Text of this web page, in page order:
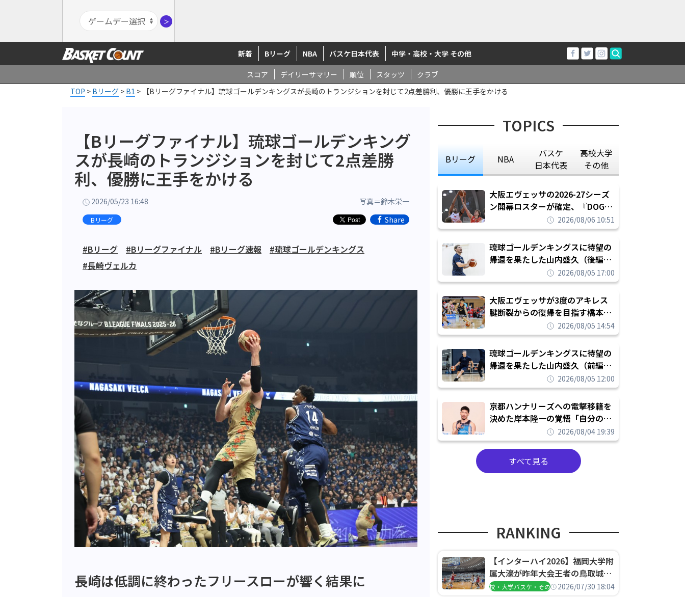
＞
新着 Bリーグ NBA バスケ日本代表 中学・高校・大学 その他
スコア デイリーサマリー 順位 スタッツ
クラブ
TOP > Bリーグ > B1 > 【Bリーグファイナル】琉球ゴールデンキングスが長崎のトランジションを封じて2点差勝利、優勝に王手をかける
【Bリーグファイナル】琉球ゴールデンキング
スが長崎のトランジションを封じて2点差勝
利、優勝に王手をかける
2026/05/23 16:48 写真＝鈴木栄一
Bリーグ Share
#Bリーグ #Bリーグファイナル #Bリーグ速報
#琉球ゴールデンキングス
#長崎ヴェルカ
長崎は低調に終わったフリースローが響く結果に
TOPICS
Bリーグ NBA
バスケ
日本代表
高校大学
その他
大阪エヴェッサの2026-27シーズ
ン開幕ロスターが確定、『DOG
FIGHT』のチームカルチャーを推
し進めて結果を求めるシーズンへ
2026/08/06 10:51
琉球ゴールデンキングスに待望の
帰還を果たした山内盛久（後編）
「1人のウチナーンチュとしてみ
んなが誇りに思えるチームにして
いく」
2026/08/05 17:00
大阪エヴェッサが3度のアキレス
腱断裂からの復帰を目指す橋本拓
哉と契約を締結「もう一度コート
に立ちたい」
2026/08/05 14:54
琉球ゴールデンキングスに待望の
帰還を果たした山内盛久（前編）
「キングスが積み上げてきたもの
を次の世代に繋いでいくのがやり
甲斐」
2026/08/05 12:00
京都ハンナリーズへの電撃移籍を
決めた岸本隆一の覚悟「自分のエ
ゴというちっぽけなことのため
に、京都に来たわけではない」
2026/08/04 19:39
すべて見る
RANKING
【インターハイ2026】福岡大学附
属大濠が昨年大会王者の鳥取城北
を撃破、大阪薫英女学院は岐阜女
高校・大学バスケ・その他2026/07/30 18:04